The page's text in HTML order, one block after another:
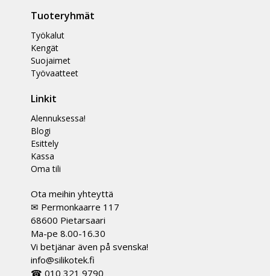
Tuoteryhmät
Työkalut
Kengät
Suojaimet
Työvaatteet
Linkit
Alennuksessa!
Blogi
Esittely
Kassa
Oma tili
Ota meihin yhteyttä
✉ Permonkaarre 117
68600 Pietarsaari
Ma-pe 8.00-16.30
Vi betjänar även på svenska!
info@silikotek.fi
☎ 010 321 9790